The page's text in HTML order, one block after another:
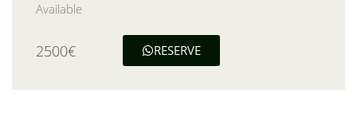
Available
2500€ RESERVE